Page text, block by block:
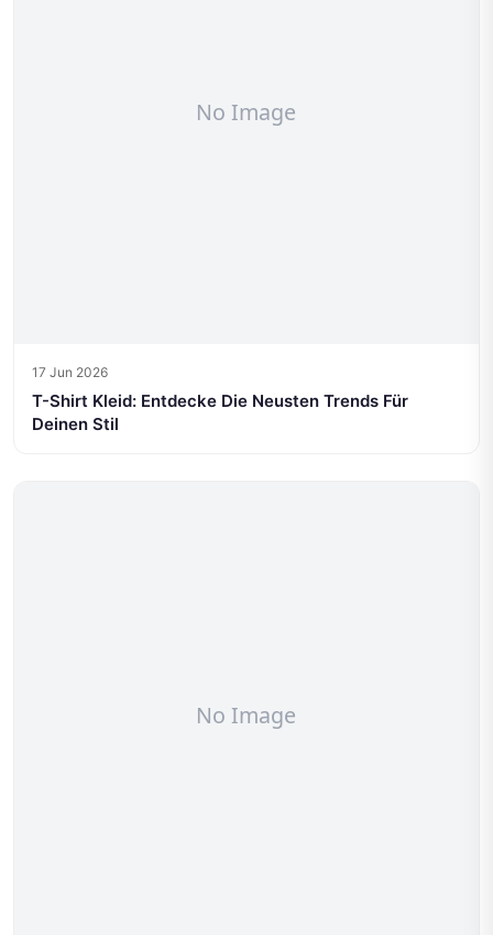
17 Jun 2026
T-Shirt Kleid: Entdecke Die Neusten Trends Für
Deinen Stil